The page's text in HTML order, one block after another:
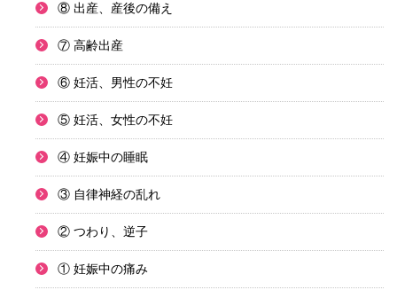
⑧ 出産、産後の備え
⑦ 高齢出産
⑥ 妊活、男性の不妊
⑤ 妊活、女性の不妊
④ 妊娠中の睡眠
③ 自律神経の乱れ
② つわり、逆子
① 妊娠中の痛み